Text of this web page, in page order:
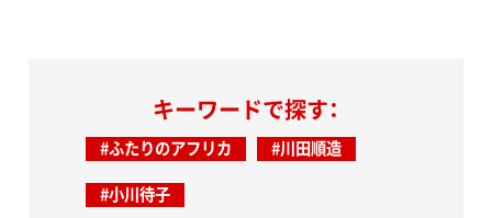
キーワードで探す：
#ふたりのアフリカ #川田順造
#小川待子